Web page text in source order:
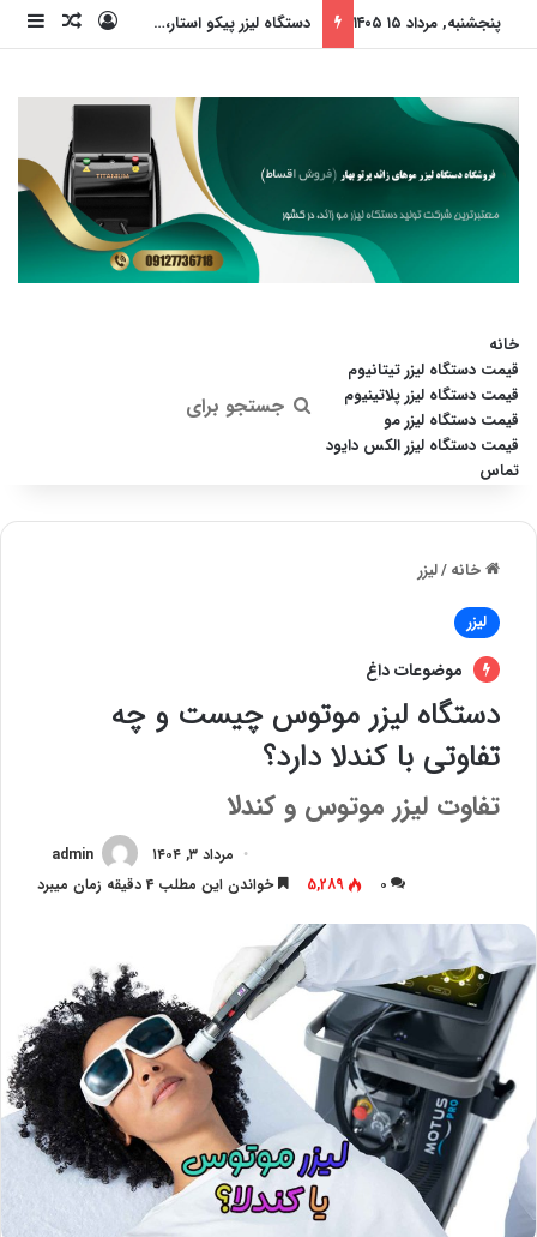
پنجشنبه, مرداد ۱۵ ۱۴۰۵ دستگاه لیزر پیکو استار، انقلابی در جوانسازی پوست (بدون داشتن عوارض) ورودنوشته
خانه
قیمت دستگاه لیزر تیتانیوم
قیمت دستگاه لیزر پلاتینیوم
قیمت دستگاه لیزر مو
قیمت دستگاه لیزر الکس دایود
تماس
جستجو
خانه/لیزر
لیزر
موضوعات داغ
دستگاه لیزر موتوس چیست و چه
تفاوتی با کندلا دارد؟
تفاوت لیزر موتوس و کندلا
admin
مرداد ۳, ۱۴۰۴
۰
5,289 خواندن این مطلب 4 دقیقه زمان میبرد